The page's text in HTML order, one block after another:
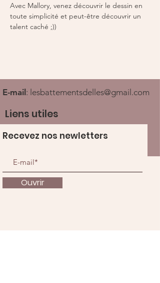
Avec Mallory, venez découvrir le dessin en
toute simplicité et peut-être découvrir un
talent caché ;))
E-mail : lesbattementsdelles@gmail.com
Liens utiles
Recevez nos newletters
Ouvrir